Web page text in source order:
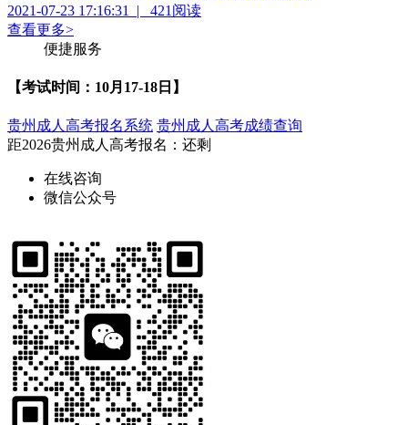
2021-07-23 17:16:31
| 421阅读
查看更多>
便捷服务
【考试时间：10月17-18日】
贵州成人高考报名系统 贵州成人高考成绩查询
距2026贵州成人高考报名 ：还剩
在线咨询
微信公众号